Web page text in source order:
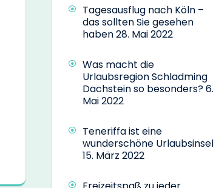
Tagesausflug nach Köln –
das sollten Sie gesehen
haben28. Mai 2022
Was macht die
Urlaubsregion Schladming
Dachstein so besonders?6.
Mai 2022
Teneriffa ist eine
wunderschöne Urlaubsinsel
15. März 2022